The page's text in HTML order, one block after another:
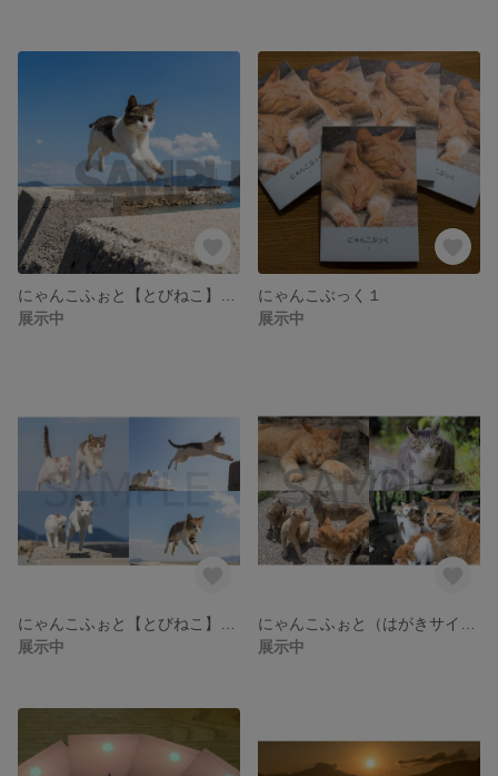
展示中
にゃんこぶっく１
展示中
展示中
展示中